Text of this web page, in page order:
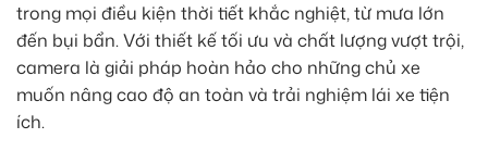
trong mọi điều kiện thời tiết khắc nghiệt, từ mưa lớn
đến bụi bẩn. Với thiết kế tối ưu và chất lượng vượt trội,
camera là giải pháp hoàn hảo cho những chủ xe
muốn nâng cao độ an toàn và trải nghiệm lái xe tiện
ích.